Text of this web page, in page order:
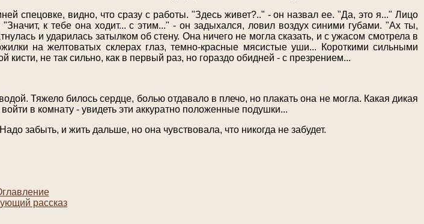
спецовке, видно, что сразу с работы. "Здесь живет?.." - он назвал ее. "Да, это я..." Лицо
к тебе она ходит... с этим..." - он задыхался, ловил воздух синими губами. "Ах ты,
и ударилась затылком об стену. Она ничего не могла сказать, и с ужасом смотрела в
на желтоватых склерах глаз, темно-красные мясистые уши... Короткими сильными
не так сильно, как в первый раз, но гораздо обидней - с презрением...
Тяжело билось сердце, болью отдавало в плечо, но плакать она не могла. Какая дикая
в комнату - увидеть эти аккуратно положенные подушки...
забыть, и жить дальше, но она чувствовала, что никогда не забудет.
рассказ